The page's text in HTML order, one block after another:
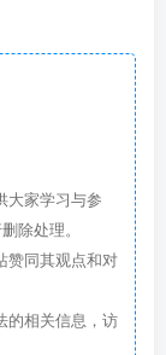
大家学习与参
除处理。
赞同其观点和对
的相关信息，访